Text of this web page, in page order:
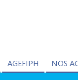
AGEFIPH NOS